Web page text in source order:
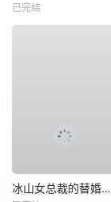
已完结
冰山女总裁的替婚兵王